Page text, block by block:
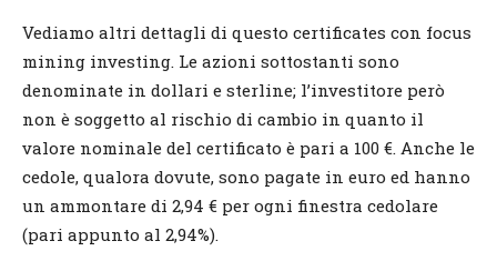
Vediamo altri dettagli di questo certificates con focus
mining investing. Le azioni sottostanti sono
denominate in dollari e sterline; l’investitore però
non è soggetto al rischio di cambio in quanto il
valore nominale del certificato è pari a 100 €. Anche le
cedole, qualora dovute, sono pagate in euro ed hanno
un ammontare di 2,94 € per ogni finestra cedolare
(pari appunto al 2,94%).